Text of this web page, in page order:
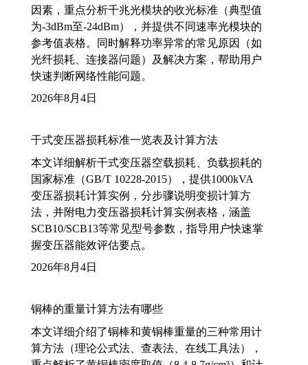
因素，重点分析千兆光模块的收光标准（典型值
为-3dBm至-24dBm），并提供不同速率光模块的
参考值表格。同时解释功率异常的常见原因（如
光纤损耗、连接器问题）及解决方案，帮助用户
快速判断网络性能问题。
2026年8月4日
干式变压器损耗标准一览表及计算方法
本文详细解析干式变压器空载损耗、负载损耗的
国家标准（GB/T 10228-2015），提供1000kVA
变压器损耗计算实例，分步骤说明变损计算方
法，并附电力变压器损耗计算实例表格，涵盖
SCB10/SCB13等常见型号参数，指导用户快速掌
握变压器能效评估要点。
2026年8月4日
铜棒的重量计算方法有哪些
本文详细介绍了铜棒和黄铜棒重量的三种常用计
算方法（理论公式法、查表法、在线工具法），